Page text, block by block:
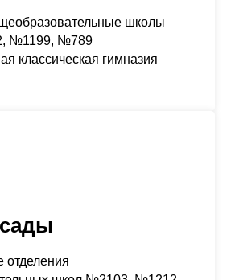
школы
№1199, №789
классическая гимназия